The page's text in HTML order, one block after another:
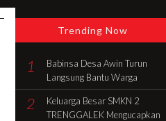
Trending Now
1
Babinsa Desa Awin Turun
Langsung Bantu Warga
Gotong Royong Bangun Rumah
di Batang Hari
2
Keluarga Besar SMKN 2
TRENGGALEK Mengucapkan